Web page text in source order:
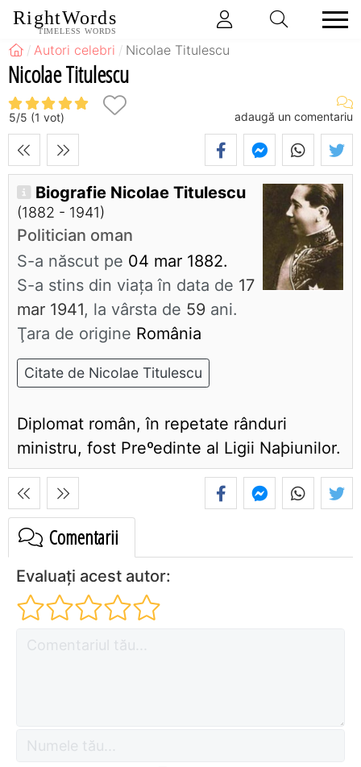
RightWords
TIMELESS WORDS
Autori celebri Nicolae Titulescu
Nicolae Titulescu
5/5 (1 vot) adaugă un comentariu
Biografie Nicolae Titulescu
(1882 - 1941)
Politician oman
S-a născut pe 04 mar 1882.
S-a stins din viaţa în data de 17
mar 1941, la vârsta de 59 ani.
Ţara de origine România
Citate de Nicolae Titulescu
Diplomat român, în repetate rânduri
ministru, fost Preºedinte al Ligii Naþiunilor.
Comentarii
Evaluați acest autor: